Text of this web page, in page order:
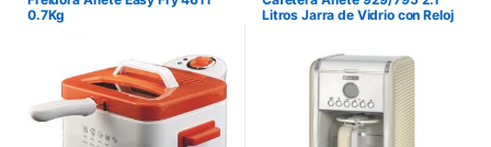
0.7Kg
Litros Jarra de Vidrio con Reloj